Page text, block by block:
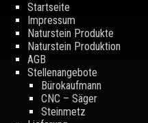
Startseite
Impressum
Naturstein Produkte
Naturstein Produktion
AGB
Stellenangebote
Bürokaufmann
CNC – Säger
Steinmetz